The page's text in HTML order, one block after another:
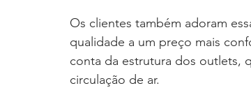
Os clientes também adoram
qualidade a um preço mais
conta da estrutura dos outlets,
circulação de ar.